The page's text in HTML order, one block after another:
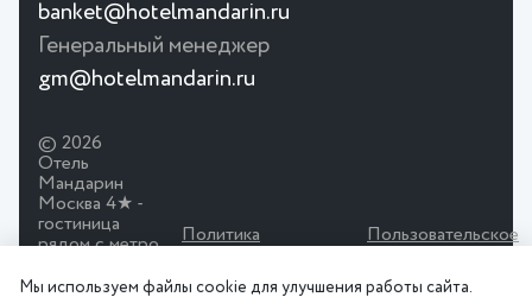
banket@hotelmandarin.ru
Генеральный менеджер
gm@hotelmandarin.ru
© 2026
Отель
Мандарин
Москва 4★ -
гостиница
рядом с метро
Просторные
Политика
Пользовательское
Мы используем файлы cookie для улучшения работы сайта.